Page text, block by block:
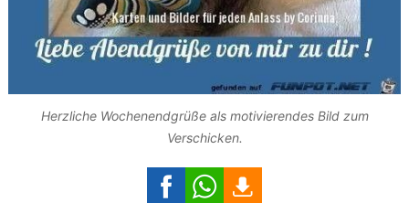
Herzliche Wochenendgrüße als motivierendes Bild zum
Verschicken.